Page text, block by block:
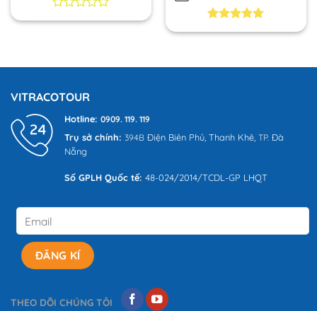
0
0
5.00trên 5
4
VITRACOTOUR
Hotline: 0909. 119. 119
Trụ sở chính: 394B Điện Biên Phủ, Thanh Khê, TP. Đà
Nẵng
Số GPLH Quốc tế: 48-024/2014/TCDL-GP LHQT
THEO DÕI CHÚNG TÔI